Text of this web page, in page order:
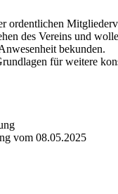
ordentlichen
des Vereins und
bekunden.
für weitere
vom 08.05.2025